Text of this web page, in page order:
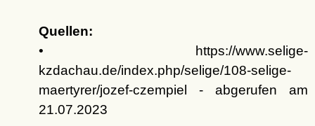
Quellen:
• https://www.selige-
kzdachau.de/index.php/selige/108-selige-
maertyrer/jozef-czempiel - abgerufen am
21.07.2023